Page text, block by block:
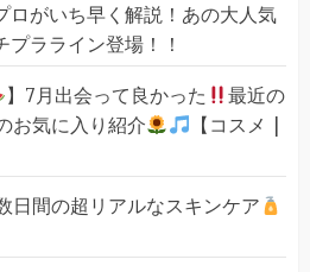
ロがいち早く解説！あの大人気
ラライン登場！！
】7月出会って良かった
最近の
お気に入り紹介
【コスメ |
日間の超リアルなスキンケア